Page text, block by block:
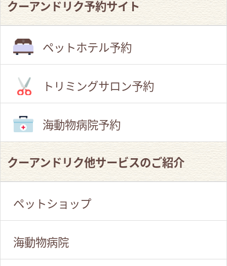
クーアンドリク予約サイト
ペットホテル予約
トリミングサロン予約
海動物病院予約
クーアンドリク他サービスのご紹介
ペットショップ
海動物病院